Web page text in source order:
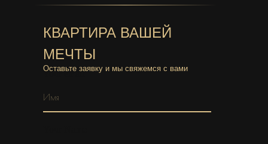
КВАРТИРА ВАШЕЙ
МЕЧТЫ
Your email
Оставьте заявку и мы свяжемся с вами